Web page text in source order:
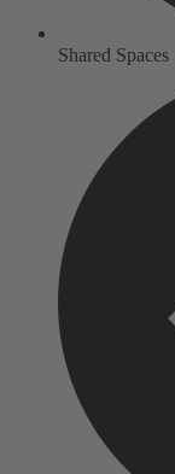
Shared Spaces